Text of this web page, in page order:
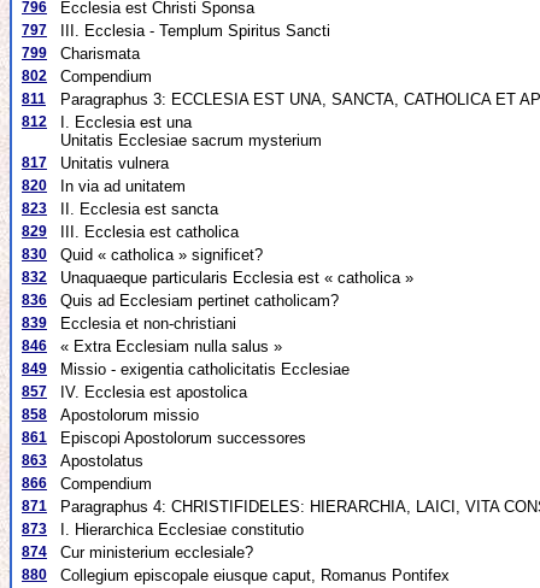
796 Ecclesia est Christi Sponsa
797 III. Ecclesia - Templum Spiritus Sancti
799 Charismata
802 Compendium
811 Paragraphus 3: ECCLESIA EST UNA, SANCTA, CATHOLICA ET
812
I. Ecclesia est una
Unitatis Ecclesiae sacrum mysterium
817 Unitatis vulnera
820 In via ad unitatem
823 II. Ecclesia est sancta
829 III. Ecclesia est catholica
830 Quid « catholica » significet?
832 Unaquaeque particularis Ecclesia est « catholica »
836 Quis ad Ecclesiam pertinet catholicam?
839 Ecclesia et non-christiani
846 « Extra Ecclesiam nulla salus »
849 Missio - exigentia catholicitatis Ecclesiae
857 IV. Ecclesia est apostolica
858 Apostolorum missio
861 Episcopi Apostolorum successores
863 Apostolatus
866 Compendium
871 Paragraphus 4: CHRISTIFIDELES: HIERARCHIA, LAICI, VITA
873 I. Hierarchica Ecclesiae constitutio
874 Cur ministerium ecclesiale?
880 Collegium episcopale eiusque caput, Romanus Pontifex